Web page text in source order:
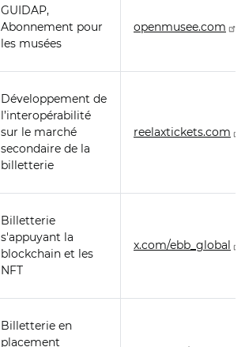
GUIDAP,
Abonnement pour
les musées
openmusee.com
Développement de
l’interopérabilité
sur le marché
secondaire de la
billetterie
reelaxtickets.com
Billetterie
s'appuyant la
blockchain et les
NFT
x.com/ebb_global
Billetterie en
placement